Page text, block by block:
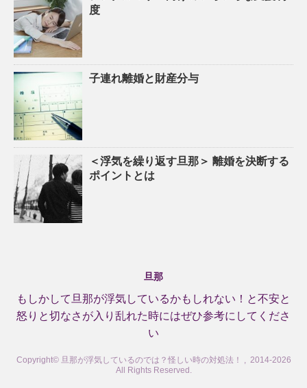
度
子連れ離婚と財産分与
＜浮気を繰り返す旦那＞ 離婚を決断する
ポイントとは
旦那
もしかして旦那が浮気しているかもしれない！と不安と
怒りと切なさが入り乱れた時にはぜひ参考にしてくださ
い
Copyright© 旦那が浮気しているのでは？怪しい時の対処法！ , 2014-2026
All Rights Reserved.